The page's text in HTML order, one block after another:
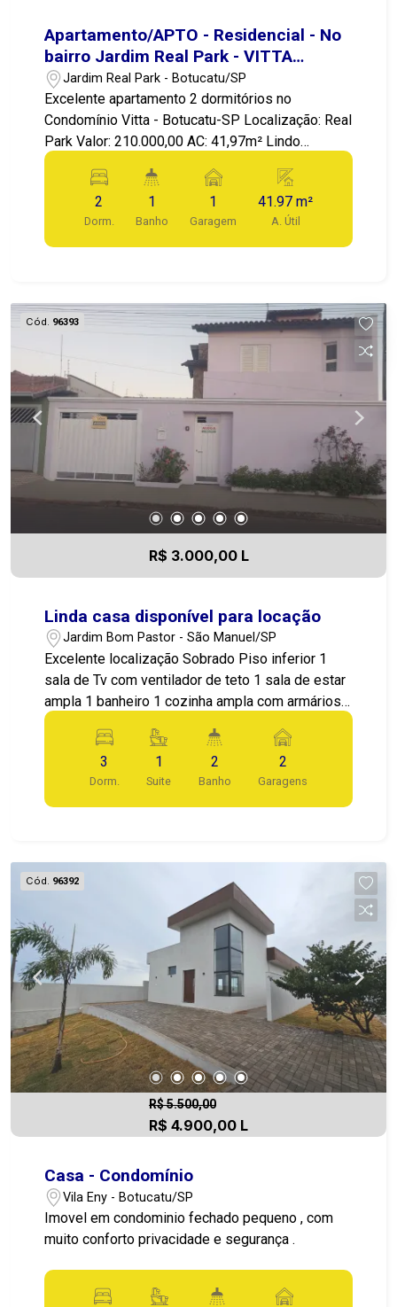
Apartamento/APTO - Residencial - No
bairro Jardim Real Park - VITTA
JARDIM ITAMARATI Botucatu - SP
Jardim Real Park - Botucatu/SP
Excelente apartamento 2 dormitórios no
Condomínio Vitta - Botucatu-SP Localização: Real
Park Valor: 210.000,00 AC: 41,97m² Lindo
Apartamento com ótima distribuição dos
cômodos, bom acabamento! 2 dormitórios,
banheiro social, sala integrada, cozinha planejada,
bem localizado no condomínio e em ótimo andar!
Destaques do Imóvel: Armários planejados
completa de lazer Infraestrutura e Localização:
Condomínio com excelentes espaços comum,
Área de lazer com piscina, quadra poli esportiva,
academia, espaço gourmet com churrasqueira,
Localizado no Bairro Real Park, próximo a escola,
centro de saúde, avenida, e com bom
deslocamento para a região central e rodovias!
14 99721-9484 Entre em contato agora mesmo e
agende sua visita!
2
Dorm.
1
Banho
1
Garagem
41.97 m²
A. Útil
Cód. 96393
R$ 3.000,00 L
Linda casa disponível para locação
Jardim Bom Pastor - São Manuel/SP
Excelente localização Sobrado Piso inferior 1
sala de Tv com ventilador de teto 1 sala de estar
ampla 1 banheiro 1 cozinha ampla com armários
planejados 1 lavanderia com cuba dupla e armário
gabinete No fundo quintal amplo com área verde
Piso Superior 1 quarto principal conjugado com
escritório banheiro e closet e armários
planejados e sacada Mais 2 quartos com sacada
3
Dorm.
1
Suite
2
Banho
2
Garagens
Cód. 96392
R$ 5.500,00
R$ 4.900,00 L
Casa - Condomínio
Vila Eny - Botucatu/SP
Imovel em condominio fechado pequeno , com
muito conforto privacidade e segurança .